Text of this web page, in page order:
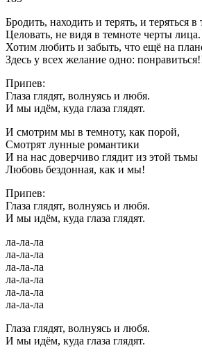
Бродить, находить и терять, и теряться
Целовать, не видя в темноте черты лица.
Хотим любить и забыть, что ещё на
Здесь у всех желание одно:
Припев:
Глаза глядят, волнуясь и любя.
И мы идём, куда глаза глядят.
И смотрим мы в темноту, как порой,
Смотрят лунные романтики
И на нас доверчиво глядит из этой тьмы
Любовь бездонная, как и мы!
Припев:
Глаза глядят, волнуясь и любя.
И мы идём, куда глаза глядят.
ла-ла-ла
ла-ла-ла
ла-ла-ла
ла-ла-ла
ла-ла-ла
ла-ла-ла
Глаза глядят, волнуясь и любя.
И мы идём, куда глаза глядят.